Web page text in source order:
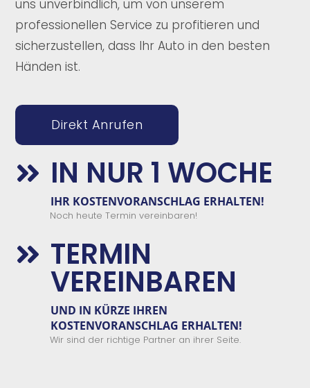
uns unverbindlich, um von unserem
professionellen Service zu profitieren und
sicherzustellen, dass Ihr Auto in den besten
Händen ist.
Direkt Anrufen
 IN NUR 1 WOCHE
IHR KOSTENVORANSCHLAG ERHALTEN!
Noch heute Termin vereinbaren!
 TERMIN
VEREINBAREN
UND IN KÜRZE IHREN
KOSTENVORANSCHLAG ERHALTEN!
Wir sind der richtige Partner an ihrer Seite.